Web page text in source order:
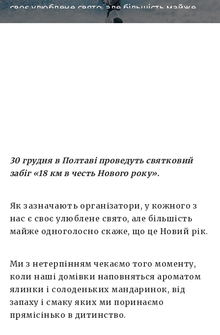
своє улюблене свято, але більшість майже
одноголосно скаже, що це Новий рік. Ми з
30 грудня в Полтаві проведуть святковий
забіг «18 км в честь Нового року».
Якзазначають організатори, у кожного з
нас є своє улюблене свято, але більшість
майже одноголосно скаже, що це Новий рік.
Ми з нетерпінням чекаємо того моменту,
коли наші домівки наповняться ароматом
ялинки і солоденьких мандаринок, від
запаху і смаку яких ми поринаємо
прямісінько в дитинство.